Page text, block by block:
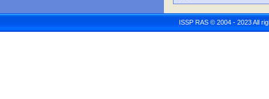
ISSP RAS © 2004 - 2023 All